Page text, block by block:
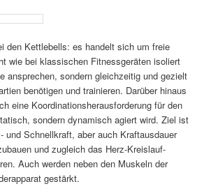
den Kettlebells: es handelt sich um freie
wie bei klassischen Fitnessgeräten isoliert
ansprechen, sondern gleichzeitig und gezielt
benötigen und trainieren. Darüber hinaus
eine Koordinationsherausforderung für den
sondern dynamisch agiert wird. Ziel ist
und Schnellkraft, aber auch Kraftausdauer
und zugleich das Herz-Kreislauf-
Auch werden neben den Muskeln der
gestärkt.